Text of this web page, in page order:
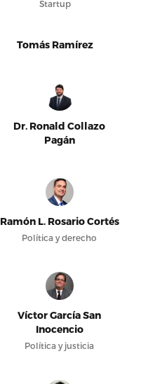
Startup
Tomás Ramírez
Dr. Ronald Collazo
Pagán
Ramón L. Rosario Cortés
Política y derecho
Víctor García San
Inocencio
Política y justicia